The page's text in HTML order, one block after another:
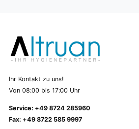
Ihr Kontakt zu uns!
Von 08:00 bis 17:00 Uhr
Service: +49 8724 285960
Fax: +49 8722 585 9997